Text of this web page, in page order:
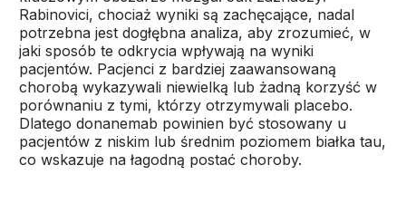
Rabinovici, chociaż wyniki są zachęcające, nadal
potrzebna jest dogłębna analiza, aby zrozumieć, w
jaki sposób te odkrycia wpływają na wyniki
pacjentów. Pacjenci z bardziej zaawansowaną
chorobą wykazywali niewielką lub żadną korzyść w
porównaniu z tymi, którzy otrzymywali placebo.
Dlatego donanemab powinien być stosowany u
pacjentów z niskim lub średnim poziomem białka tau,
co wskazuje na łagodną postać choroby.